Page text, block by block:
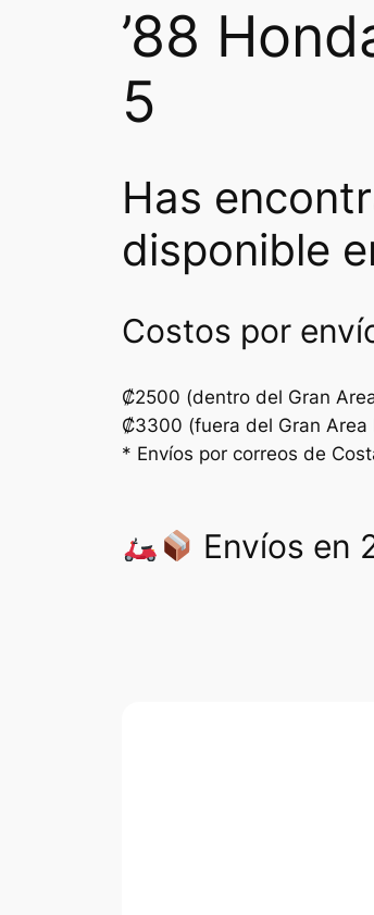
’88
5
Has
disponible
Costos por
₡2500 (dentro del Gran
₡3300 (fuera del Gran Area
* Envíos por correos de
Envíos en